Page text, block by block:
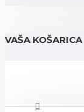
VAŠA KOŠARICA